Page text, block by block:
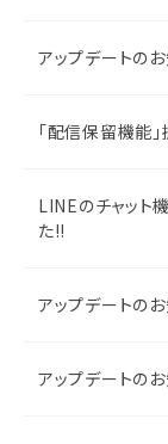
アップデートの
「配信保留機能
LINEのチャット
た!!
アップデートの
アップデートの